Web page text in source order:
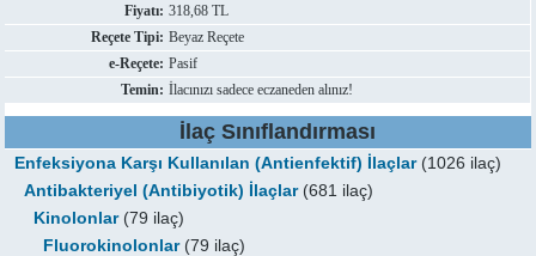
Fiyatı: 318,68 TL
Reçete Tipi: Beyaz Reçete
e-Reçete: Pasif
Temin: İlacınızı sadece eczaneden alınız!
İlaç Sınıflandırması
Enfeksiyona Karşı Kullanılan (Antienfektif) İlaçlar(1026 ilaç)
Antibakteriyel (Antibiyotik) İlaçlar(681 ilaç)
Kinolonlar(79 ilaç)
Fluorokinolonlar(79 ilaç)